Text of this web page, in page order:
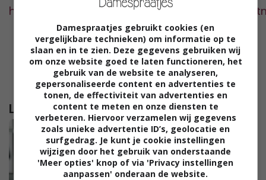
http://www.eclecticsite.be/calc/
Lees verder...
Damespraatjes gebruikt cookies (en
vergelijkbare technieken) om informatie op te
slaan en in te zien. Deze gegevens gebruiken wij
om onze website goed te laten functioneren, het
gebruik van de website te analyseren,
gepersonaliseerde content en advertenties te
tonen, de effectiviteit van advertenties en
content te meten en onze diensten te
verbeteren. Hiervoor verzamelen wij gegevens
zoals unieke advertentie ID’s, geolocatie en
surfgedrag. Je kunt je cookie instellingen
wijzigen door het gebruik van onderstaande
'Meer opties' knop of via 'Privacy instellingen
aanpassen' onderaan de website.